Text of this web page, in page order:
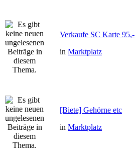
Verkaufe SC Karte 95,-
in Marktplatz
[Biete] Gehörne etc
in Marktplatz